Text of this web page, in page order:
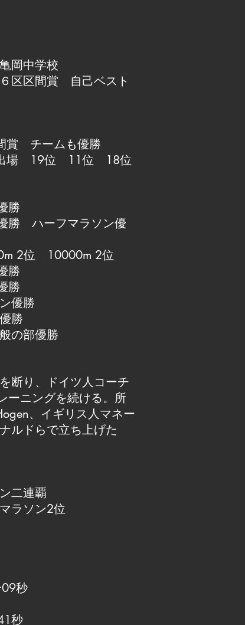
岡中学校
区区間賞 自己ベスト
賞 チームも優勝
出場 19位 11位 18位
勝
勝 ハーフマラソン優
2位 10000m 2位
勝
勝
優勝
勝
の部優勝
断り、ドイツ人コーチ
ーニングを続ける。所
、イギリス人マネー
ルドらで立ち上げた
二連覇
ラソン2位
秒
秒